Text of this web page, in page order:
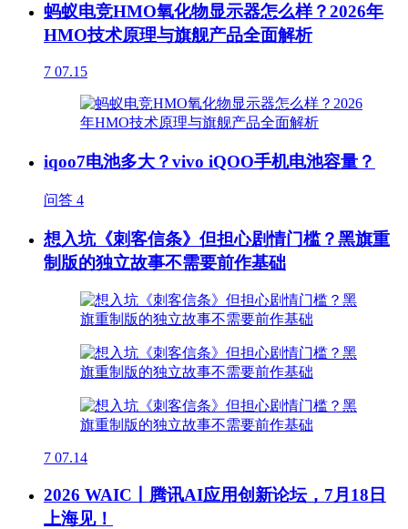
蚂蚁电竞HMO氧化物显示器怎么样？2026年
HMO技术原理与旗舰产品全面解析
7 07.15
iqoo7电池多大？vivo iQOO手机电池容量？
问答 4
想入坑《刺客信条》但担心剧情门槛？黑旗重
制版的独立故事不需要前作基础
7 07.14
2026 WAIC丨腾讯AI应用创新论坛，7月18日
上海见！